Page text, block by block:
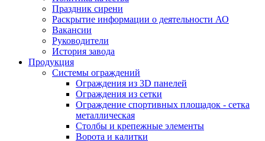
Праздник сирени
Раскрытие информации о деятельности АО
Вакансии
Руководители
История завода
Продукция
Системы ограждений
Ограждения из 3D панелей
Ограждения из сетки
Ограждение спортивных площадок - сетка
металлическая
Столбы и крепежные элементы
Ворота и калитки